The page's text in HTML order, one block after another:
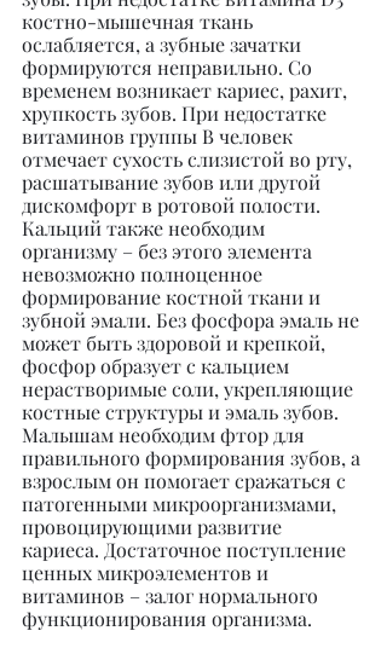
костно-мышечная ткань
ослабляется, а зубные зачатки
формируются неправильно. Со
временем возникает кариес, рахит,
хрупкость зубов. При недостатке
витаминов группы В человек
отмечает сухость слизистой во рту,
расшатывание зубов или другой
дискомфорт в ротовой полости.
Кальций также необходим
организму – без этого элемента
невозможно полноценное
формирование костной ткани и
зубной эмали. Без фосфора эмаль не
может быть здоровой и крепкой,
фосфор образует с кальцием
нерастворимые соли, укрепляющие
костные структуры и эмаль зубов.
Малышам необходим фтор для
правильного формирования зубов, а
взрослым он помогает сражаться с
патогенными микроорганизмами,
провоцирующими развитие
кариеса. Достаточное поступление
ценных микроэлементов и
витаминов – залог нормального
функционирования организма.